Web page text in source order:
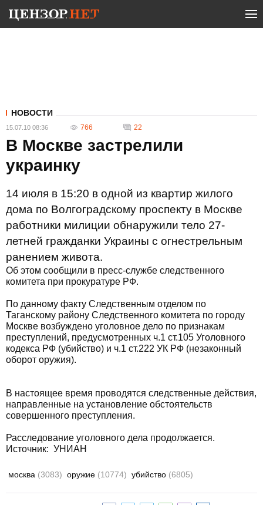
НОВОСТИ
15.07.10 08:36 766 22
В Москве застрелили
украинку
14 июля в 15:20 в одной из квартир жилого
дома по Волгоградскому проспекту в Москве
работники милиции обнаружили тело 27-
летней гражданки Украины с огнестрельным
ранением живота.
Об этом сообщили в пресс-службе следственного
комитета при прокуратуре РФ.
По данному факту Следственным отделом по
Таганскому району Следственного комитета по городу
Москве возбуждено уголовное дело по признакам
преступлений, предусмотренных ч.1 ст.105 Уголовного
кодекса РФ (убийство) и ч.1 ст.222 УК РФ (незаконный
оборот оружия).
В настоящее время проводятся следственные действия,
направленные на установление обстоятельств
совершенного преступления.
Расследование уголовного дела продолжается.
Источник: УНИАН
москва (3083) оружие (10774) убийство (6805)